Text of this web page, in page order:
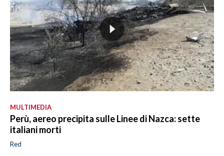
MULTIMEDIA
Perù, aereo precipita sulle Linee di Nazca: sette
italiani morti
Red